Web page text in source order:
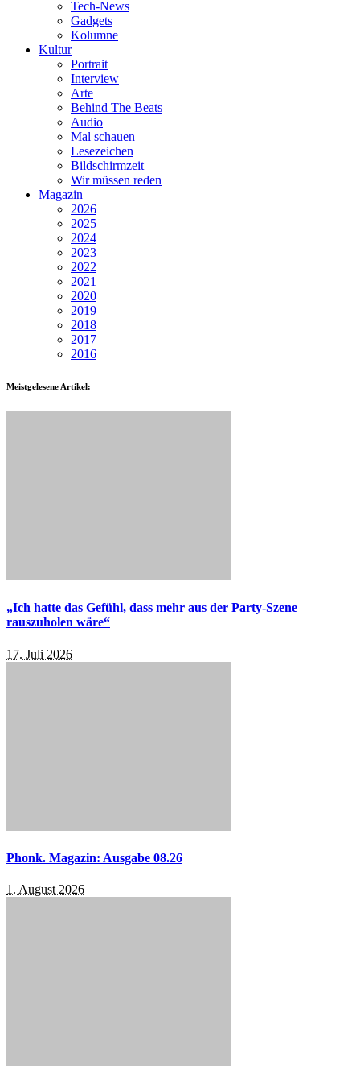
Tech-News
Gadgets
Kolumne
Kultur
Portrait
Interview
Arte
Behind The Beats
Audio
Mal schauen
Lesezeichen
Bildschirmzeit
Wir müssen reden
Magazin
2026
2025
2024
2023
2022
2021
2020
2019
2018
2017
2016
Meistgelesene Artikel:
„Ich hatte das Gefühl, dass mehr aus der Party-Szene
rauszuholen wäre“
17. Juli 2026
Phonk. Magazin: Ausgabe 08.26
1. August 2026